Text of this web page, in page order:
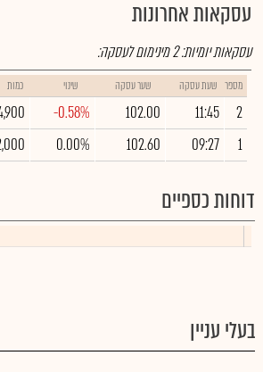
עסקאות אחרונות
עסקאות יומיות:2מינימום לעסקה:
מספר שעת עסקה שער עסקה שינוי כמות
2
11:45
102.00
-0.58%
1
09:27
102.60
0.00%
דוחות כספיים
בעלי עניין